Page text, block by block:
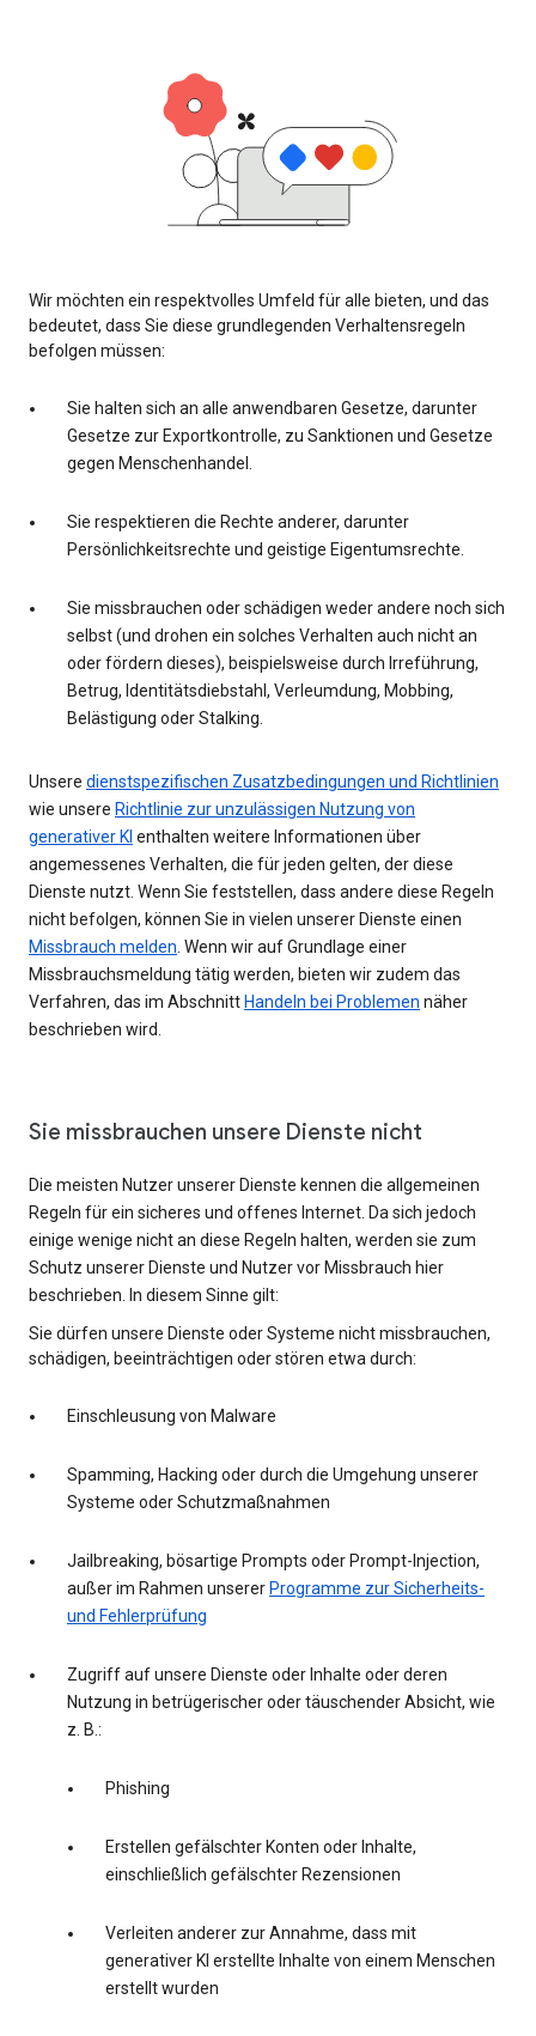
Wir möchten ein respektvolles Umfeld für alle bieten, und das
bedeutet, dass Sie diese grundlegenden Verhaltensregeln
befolgen müssen:
Sie halten sich an alle anwendbaren Gesetze, darunter
Gesetze zur Exportkontrolle, zu Sanktionen und Gesetze
gegen Menschenhandel.
Sie respektieren die Rechte anderer, darunter
Persönlichkeitsrechte und geistige Eigentumsrechte.
Sie missbrauchen oder schädigen weder andere noch sich
selbst (und drohen ein solches Verhalten auch nicht an
oder fördern dieses), beispielsweise durch Irreführung,
Betrug, Identitätsdiebstahl, Verleumdung, Mobbing,
Belästigung oder Stalking.
Unsere dienstspezifischen Zusatzbedingungen und Richtlinien
wie unsere Richtlinie zur unzulässigen Nutzung von
generativer KI enthalten weitere Informationen über
angemessenes Verhalten, die für jeden gelten, der diese
Dienste nutzt. Wenn Sie feststellen, dass andere diese Regeln
nicht befolgen, können Sie in vielen unserer Dienste einen
Missbrauch melden. Wenn wir auf Grundlage einer
Missbrauchsmeldung tätig werden, bieten wir zudem das
Verfahren, das im Abschnitt Handeln bei Problemen näher
beschrieben wird.
Sie missbrauchen unsere Dienste nicht
Die meisten Nutzer unserer Dienste kennen die allgemeinen
Regeln für ein sicheres und offenes Internet. Da sich jedoch
einige wenige nicht an diese Regeln halten, werden sie zum
Schutz unserer Dienste und Nutzer vor Missbrauch hier
beschrieben. In diesem Sinne gilt:
Sie dürfen unsere Dienste oder Systeme nicht missbrauchen,
schädigen, beeinträchtigen oder stören etwa durch:
Einschleusung von Malware
Spamming, Hacking oder durch die Umgehung unserer
Systeme oder Schutzmaßnahmen
Jailbreaking, bösartige Prompts oder Prompt-Injection,
außer im Rahmen unserer Programme zur Sicherheits-
und Fehlerprüfung
Zugriff auf unsere Dienste oder Inhalte oder deren
Nutzung in betrügerischer oder täuschender Absicht, wie
z. B.:
Phishing
Erstellen gefälschter Konten oder Inhalte,
einschließlich gefälschter Rezensionen
Verleiten anderer zur Annahme, dass mit
generativer KI erstellte Inhalte von einem Menschen
erstellt wurden